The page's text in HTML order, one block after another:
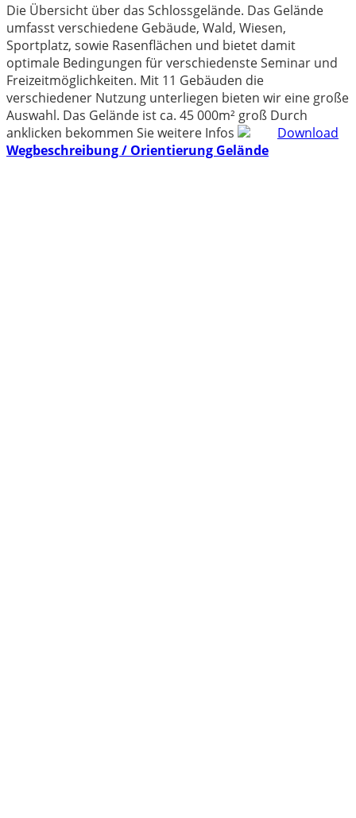
Die Übersicht über das Schlossgelände. Das Gelände
umfasst verschiedene Gebäude, Wald, Wiesen,
Sportplatz, sowie Rasenflächen und bietet damit
optimale Bedingungen für verschiedenste Seminar und
Freizeitmöglichkeiten. Mit 11 Gebäuden die
verschiedener Nutzung unterliegen bieten wir eine große
Auswahl. Das Gelände ist ca. 45 000m² groß Durch
anklicken bekommen Sie weitere Infos
Download
Wegbeschreibung / Orientierung Gelände